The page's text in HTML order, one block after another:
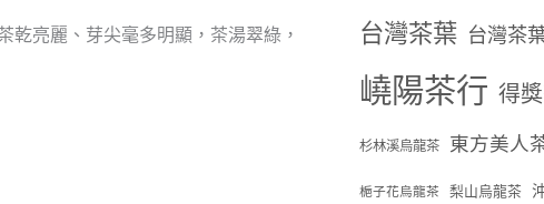
亮麗、芽尖毫多明顯，茶湯翠綠，
台灣茶葉 台灣茶
嶢陽茶行 得
杉林溪烏龍茶 東方美人
梔子花烏龍茶 梨山烏龍茶